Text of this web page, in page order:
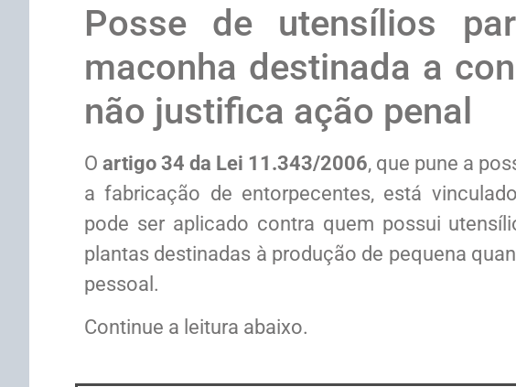
Posse de utensílios
maconha destinada a
não justifica ação penal
O artigo 34 da Lei 11.343/2006, que pune a
a fabricação de entorpecentes, está
pode ser aplicado contra quem possui
plantas destinadas à produção de pequena
pessoal.
Continue a leitura abaixo.